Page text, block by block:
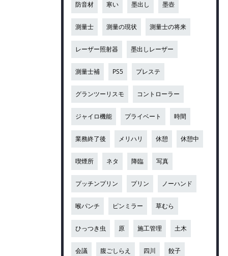
防音材 寒い 墨出し 墨壺
測量士 測量の現状 測量士の将来
レーザー照射器 墨出しレーザー
測量士補 PS5 プレステ
グランツーリスモ コントローラー
ジャイロ機能 プライベート 時間
業務終了後 メリハリ 休憩 休憩中
喫煙所 ネタ 降臨 写真
プッチンプリン プリン ノーハンド
喉パンチ ピンミラー 草むら
ひっつき虫 原 施工管理 土木
会議 腹ごしらえ 四川 餃子